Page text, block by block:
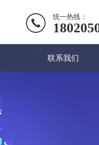
统一热线：
联系我们